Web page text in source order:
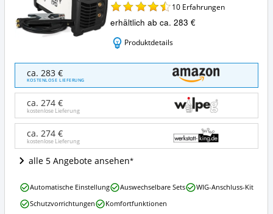
10 Erfahrungen
erhältlich ab ca. 283 €
Produktdetails
Elements
Infinity
170
Angebote:
Wo
dieses
Elektroden-
Schweißgerät
ca. 283 €
KOSTENLOSE LIEFERUNG
ca. 274 €
kostenlose Lieferung
ca. 274 €
kostenlose Lieferung
alle 5 Angebote ansehen
Telwin
Elements
Infinity
Automatische Einstellung Auswechselbare Sets
WIG-Anschluss-Kit
Schutzvorrichtungen
Komfortfunktionen